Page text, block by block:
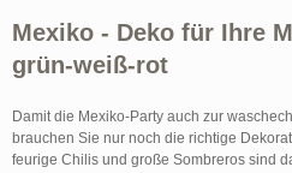
Mexiko - Deko für Ihre
grün-weiß-rot
Damit die Mexiko-Party auch zur
brauchen Sie nur noch die richtige
feurige Chilis und große Sombreros sind